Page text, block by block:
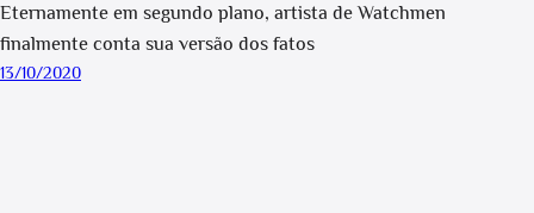
Eternamente em segundo plano, artista de Watchmen
finalmente conta sua versão dos fatos
13/10/2020